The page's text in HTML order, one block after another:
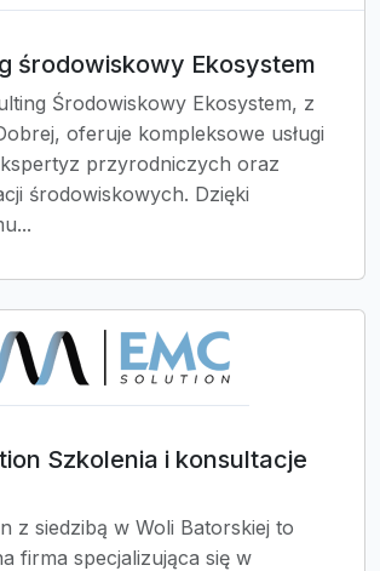
środowiskowy Ekosystem
Środowiskowy Ekosystem, z
oferuje kompleksowe usługi
przyrodniczych oraz
środowiskowych. Dzięki
Szkolenia i konsultacje
z siedzibą w Woli Batorskiej to
firma specjalizująca się w